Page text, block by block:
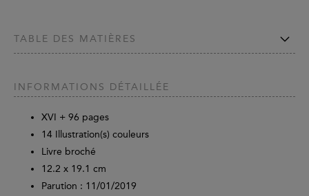
TABLE DES MATIÈRES
INFORMATIONS DÉTAILLÉE
XVI + 96 pages
14 Illustration(s) couleurs
Livre broché
12.2 x 19.1 cm
Parution : 11/01/2019